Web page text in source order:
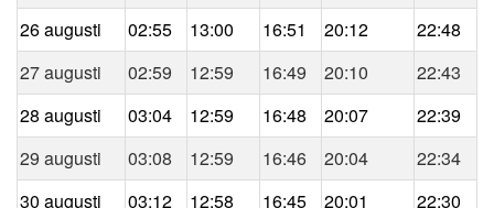
26 augusti
02:55 13:00 16:51 20:12
22:48
27 augusti
02:59 12:59 16:49 20:10
22:43
28 augusti
03:04 12:59 16:48 20:07
22:39
29 augusti
03:08 12:59 16:46 20:04
22:34
30 augusti
03:12 12:58 16:45 20:01
22:30